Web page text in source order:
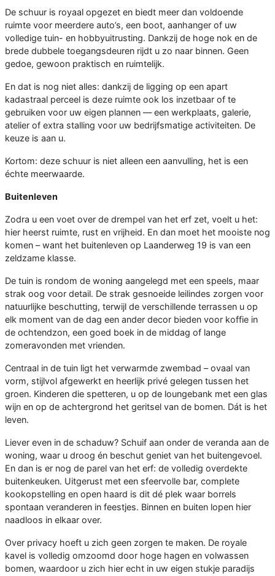
De schuur is royaal opgezet en biedt meer dan voldoende
ruimte voor meerdere auto’s, een boot, aanhanger of uw
volledige tuin- en hobbyuitrusting. Dankzij de hoge nok en de
brede dubbele toegangsdeuren rijdt u zo naar binnen. Geen
gedoe, gewoon praktisch en ruimtelijk.
En dat is nog niet alles: dankzij de ligging op een apart
kadastraal perceel is deze ruimte ook los inzetbaar of te
gebruiken voor uw eigen plannen — een werkplaats, galerie,
atelier of extra stalling voor uw bedrijfsmatige activiteiten. De
keuze is aan u.
Kortom: deze schuur is niet alleen een aanvulling, het is een
échte meerwaarde.
Buitenleven
Zodra u een voet over de drempel van het erf zet, voelt u het:
hier heerst ruimte, rust en vrijheid. En dan moet het mooiste nog
komen – want het buitenleven op Laanderweg 19 is van een
zeldzame klasse.
De tuin is rondom de woning aangelegd met een speels, maar
strak oog voor detail. De strak gesnoeide leilindes zorgen voor
natuurlijke beschutting, terwijl de verschillende terrassen u op
elk moment van de dag een ander decor bieden voor koffie in
de ochtendzon, een goed boek in de middag of lange
zomeravonden met vrienden.
Centraal in de tuin ligt het verwarmde zwembad – ovaal van
vorm, stijlvol afgewerkt en heerlijk privé gelegen tussen het
groen. Kinderen die spetteren, u op de loungebank met een glas
wijn en op de achtergrond het geritsel van de bomen. Dát is het
leven.
Liever even in de schaduw? Schuif aan onder de veranda aan de
woning, waar u droog én beschut geniet van het buitengevoel.
En dan is er nog de parel van het erf: de volledig overdekte
buitenkeuken. Uitgerust met een sfeervolle bar, complete
kookopstelling en open haard is dit dé plek waar borrels
spontaan veranderen in feestjes. Binnen en buiten lopen hier
naadloos in elkaar over.
Over privacy hoeft u zich geen zorgen te maken. De royale
kavel is volledig omzoomd door hoge hagen en volwassen
bomen, waardoor u zich hier echt in uw eigen stukje paradijs